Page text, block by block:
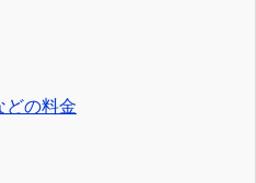
どの料金